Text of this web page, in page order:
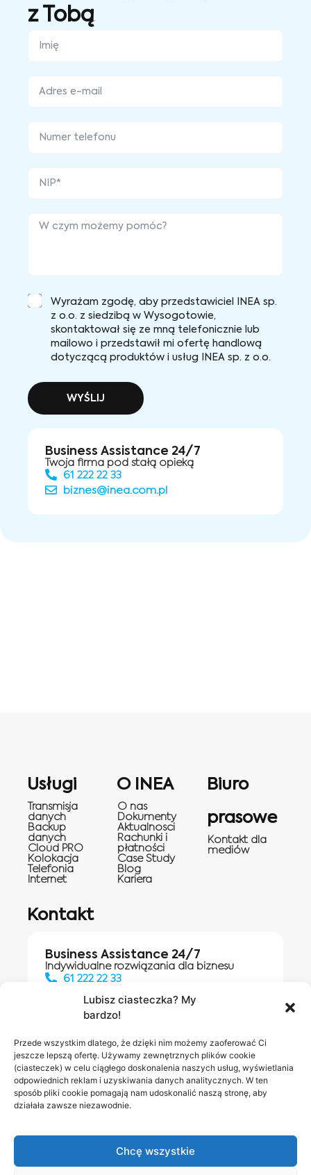
Lubisz ciasteczka? My
bardzo!
Przede wszystkim dlatego, że dzięki nim możemy zaoferować Ci
jeszcze lepszą ofertę. Używamy zewnętrznych plików cookie
(ciasteczek) w celu ciągłego doskonalenia naszych usług, wyświetlania
odpowiednich reklam i uzyskiwania danych analitycznych. W ten
sposób pliki cookie pomagają nam udoskonalić naszą stronę, aby
działała zawsze niezawodnie.
Chcę wszystkie
z Tobą
Wyrażam zgodę, aby przedstawiciel INEA sp.
z o.o. z siedzibą w Wysogotowie,
skontaktował się ze mną telefonicznie lub
mailowo i przedstawił mi ofertę handlową
dotyczącą produktów i usług INEA sp. z o.o.
WYŚLIJ
Business Assistance 24/7
Twoja firma pod stałą opieką
61 222 22 33
biznes@inea.com.pl
Usługi
Transmisja
danych
Backup
danych
Cloud PRO
Kolokacja
Telefonia
Internet
O INEA
O nas
Dokumenty
Aktualnosci
Rachunki i
płatności
Case Study
Blog
Kariera
Biuro
prasowe
Kontakt dla
mediów
Kontakt
Business Assistance 24/7
Indywidualne rozwiązania dla biznesu
61 222 22 33
Salony INEA
Napisz do